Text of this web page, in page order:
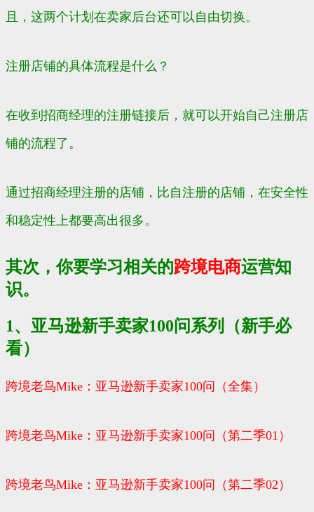
且，这两个计划在卖家后台还可以自由切换。
注册店铺的具体流程是什么？
在收到招商经理的注册链接后，就可以开始自己注册店
铺的流程了。
通过招商经理注册的店铺，比自注册的店铺，在安全性
和稳定性上都要高出很多。
其次，你要学习相关的跨境电商运营知
识。
1、亚马逊新手卖家100问系列（新手必
看）
跨境老鸟Mike：亚马逊新手卖家100问（全集）
跨境老鸟Mike：亚马逊新手卖家100问（第二季01）
跨境老鸟Mike：亚马逊新手卖家100问（第二季02）